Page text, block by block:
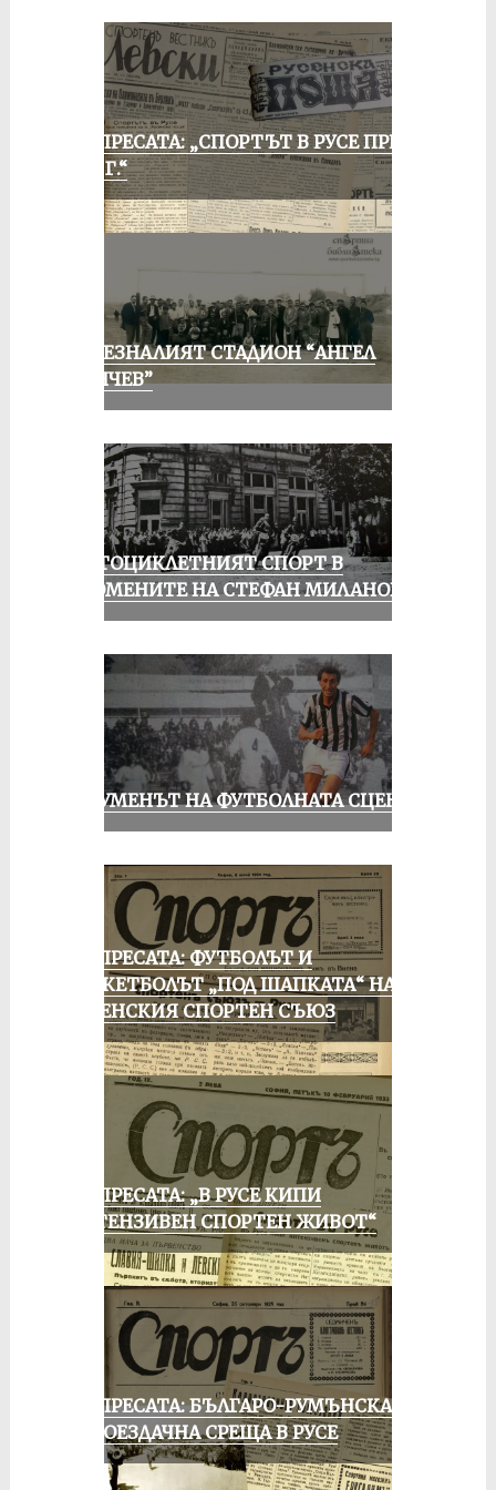
ОТ ПРЕСАТА: „СПОРТЪТ В РУСЕ ПРЕЗ
1935 Г.“
ИЗЧЕЗНАЛИЯТ СТАДИОН “АНГЕЛ
КЪНЧЕВ”
МОТОЦИКЛЕТНИЯТ СПОРТ В
СПОМЕНИТЕ НА СТЕФАН МИЛАНОВ
ШОУМЕНЪТ НА ФУТБОЛНАТА СЦЕНА
ОТ ПРЕСАТА: ФУТБОЛЪТ И
БАСКЕТБОЛЪТ „ПОД ШАПКАТА“ НА
РУСЕНСКИЯ СПОРТЕН СЪЮЗ
ОТ ПРЕСАТА: „В РУСЕ КИПИ
ИНТЕНЗИВЕН СПОРТЕН ЖИВОТ“
ОТ ПРЕСАТА: БЪЛГАРО-РУМЪНСКА
КОЛОЕЗДАЧНА СРЕЩА В РУСЕ